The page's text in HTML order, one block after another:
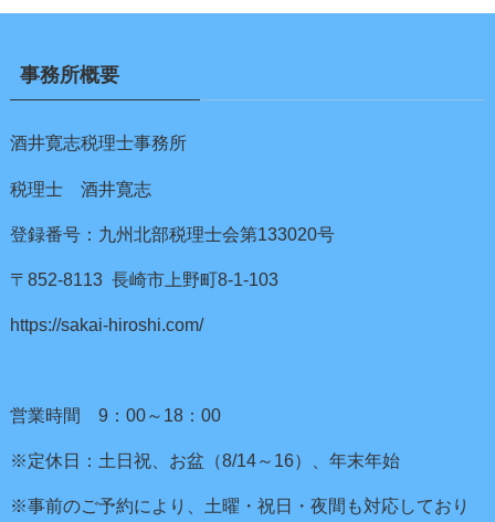
事務所概要
酒井寛志税理士事務所
税理士 酒井寛志
登録番号：九州北部税理士会第133020号
〒852-8113 長崎市上野町8-1-103
https://sakai-hiroshi.com/
営業時間 9：00～18：00
※定休日：土日祝、お盆（8/14～16）、年末年始
※事前のご予約により、土曜・祝日・夜間も対応しており